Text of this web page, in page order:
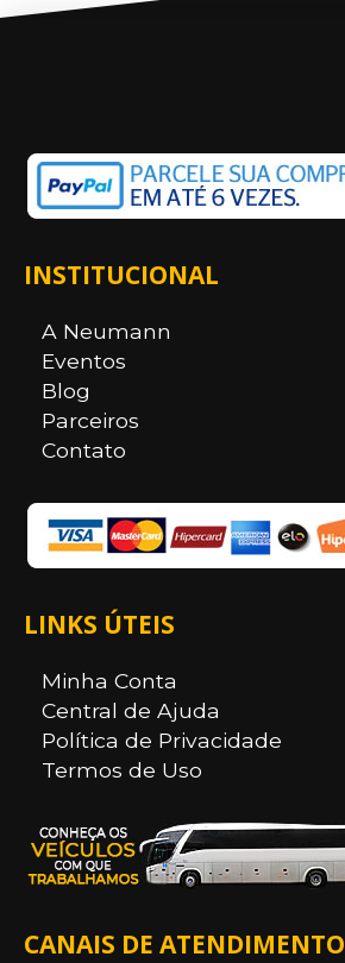
INSTITUCIONAL
A Neumann
Eventos
Blog
Parceiros
Contato
LINKS ÚTEIS
Minha Conta
Central de Ajuda
Política de Privacidade
Termos de Uso
CANAIS DE ATENDIMENTO